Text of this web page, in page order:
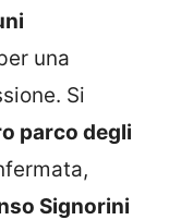
una
Si
parco degli
Signorini